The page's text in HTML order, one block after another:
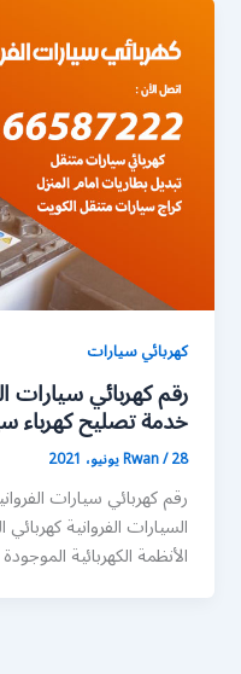
كهربائي سيارات
خدمة تصليح كهرباء
Rwan/28 يونيو، 2021
رقم كهربائي سيارات
السيارات الفروانية
الأنظمة الكهربائية